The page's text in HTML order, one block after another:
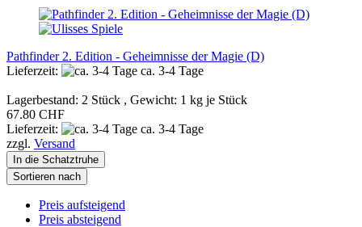
Pathfinder 2. Edition - Geheimnisse der Magie (D)
Lieferzeit:
ca. 3-4 Tage
Lagerbestand: 2 Stück , Gewicht: 1 kg je Stück
67.80 CHF
Lieferzeit:
ca. 3-4 Tage
zzgl. Versand
In die Schatztruhe
Sortieren nach
Preis aufsteigend
Preis absteigend